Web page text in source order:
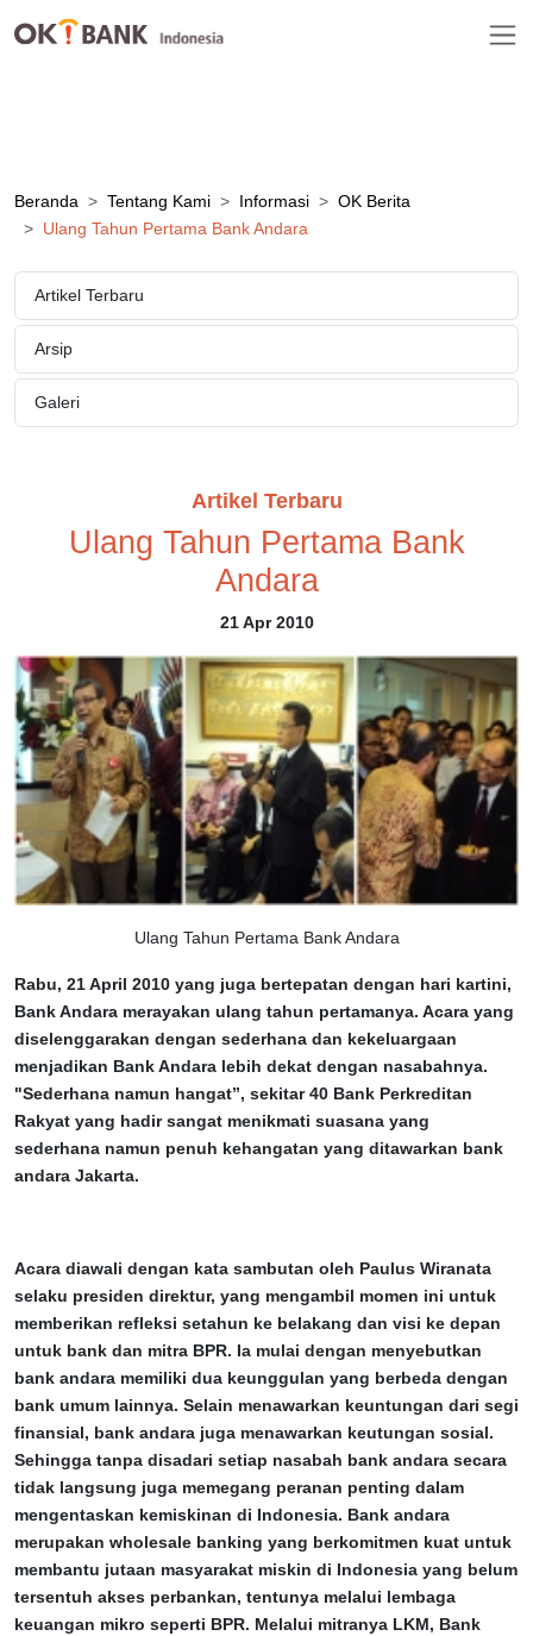
Beranda Tentang Kami Informasi
OK Berita
Ulang Tahun Pertama Bank Andara
Artikel Terbaru
Arsip
Galeri
Artikel Terbaru
Ulang Tahun Pertama Bank
Andara
21 Apr 2010
Ulang Tahun Pertama Bank Andara
Rabu, 21 April 2010 yang juga bertepatan dengan hari kartini,
Bank Andara merayakan ulang tahun pertamanya. Acara yang
diselenggarakan dengan sederhana dan kekeluargaan
menjadikan Bank Andara lebih dekat dengan nasabahnya.
"Sederhana namun hangat”, sekitar 40 Bank Perkreditan
Rakyat yang hadir sangat menikmati suasana yang
sederhana namun penuh kehangatan yang ditawarkan bank
andara Jakarta.
Acara diawali dengan kata sambutan oleh Paulus Wiranata
selaku presiden direktur, yang mengambil momen ini untuk
memberikan refleksi setahun ke belakang dan visi ke depan
untuk bank dan mitra BPR. Ia mulai dengan menyebutkan
bank andara memiliki dua keunggulan yang berbeda dengan
bank umum lainnya. Selain menawarkan keuntungan dari segi
finansial, bank andara juga menawarkan keutungan sosial.
Sehingga tanpa disadari setiap nasabah bank andara secara
tidak langsung juga memegang peranan penting dalam
mengentaskan kemiskinan di Indonesia. Bank andara
merupakan wholesale banking yang berkomitmen kuat untuk
membantu jutaan masyarakat miskin di Indonesia yang belum
tersentuh akses perbankan, tentunya melalui lembaga
keuangan mikro seperti BPR. Melalui mitranya LKM, Bank